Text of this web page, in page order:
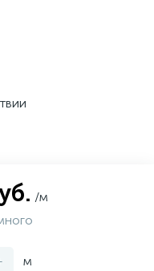
/м
м